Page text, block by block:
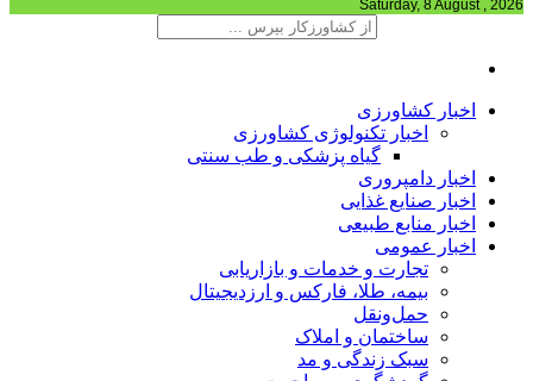
Saturday, 8 August , 2026
اخبار کشاورزی
اخبار تکنولوژی کشاورزی
گیاه پزشکی و طب سنتی
اخبار دامپروری
اخبار صنایع غذایی
اخبار منابع طبیعی
اخبار عمومی
تجارت و خدمات و بازاریابی
بیمه، طلا، فارکس و ارزدیجیتال
حمل‌و‌نقل
ساختمان و املاک
سبک زندگی و مد